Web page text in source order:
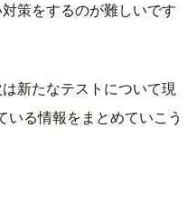
策をするのが難しいです
新たなテストについて現
いる情報をまとめていこう